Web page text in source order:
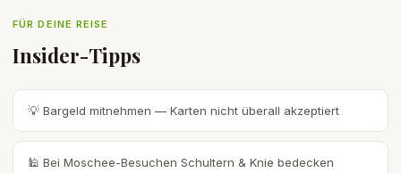
FÜR DEINE REISE
Insider-Tipps
💡 Bargeld mitnehmen — Karten nicht überall akzeptiert
🕌 Bei Moschee-Besuchen Schultern & Knie bedecken